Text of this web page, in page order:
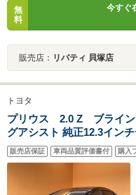
無
料
今すぐ
販売店： リバティ 貝塚店
トヨタ
プリウス 2.0 Z ブライン
グアシスト 純正12.3イン
パノラミックビューモニ
アダプティブクルーズコ
販売店保証 車両品質評価書付 購入